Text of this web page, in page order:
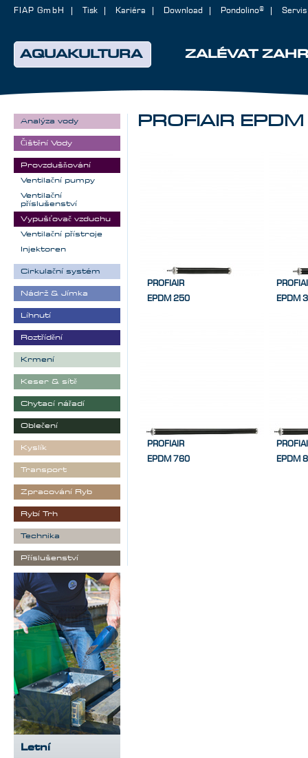
AQUAKULTURA ZALÉVAT
FIAP GmbH Tisk Kariéra Download Pondolino® Servis
PROFIAIR EPDM
PROFIAIR
EPDM 250
EPDM
PROFIAIR
EPDM 760
EPDM
Analýza vody
Čištění Vody
Provzdušňování
Ventilační pumpy
Ventilační
příslušenství
Vypušťovač vzduchu
Ventilační přístroje
Injektoren
Cirkulační systém
Nádrž & Jímka
Líhnutí
Roztřídění
Krmení
Keser & sítě
Chytací nářadí
Oblečení
Kyslík
Transport
Zpracování Ryb
Rybí Trh
Technika
Příslušenství
Letní